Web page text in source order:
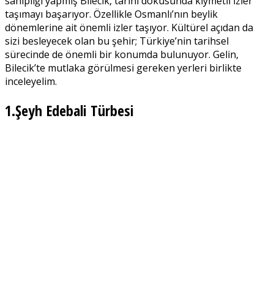
taşımayı başarıyor. Özellikle Osmanlı’nın beylik
dönemlerine ait önemli izler taşıyor. Kültürel açıdan da
sizi besleyecek olan bu şehir; Türkiye’nin tarihsel
sürecinde de önemli bir konumda bulunuyor. Gelin,
Bilecik’te mutlaka görülmesi gereken yerleri birlikte
inceleyelim.
1.Şeyh Edebali Türbesi